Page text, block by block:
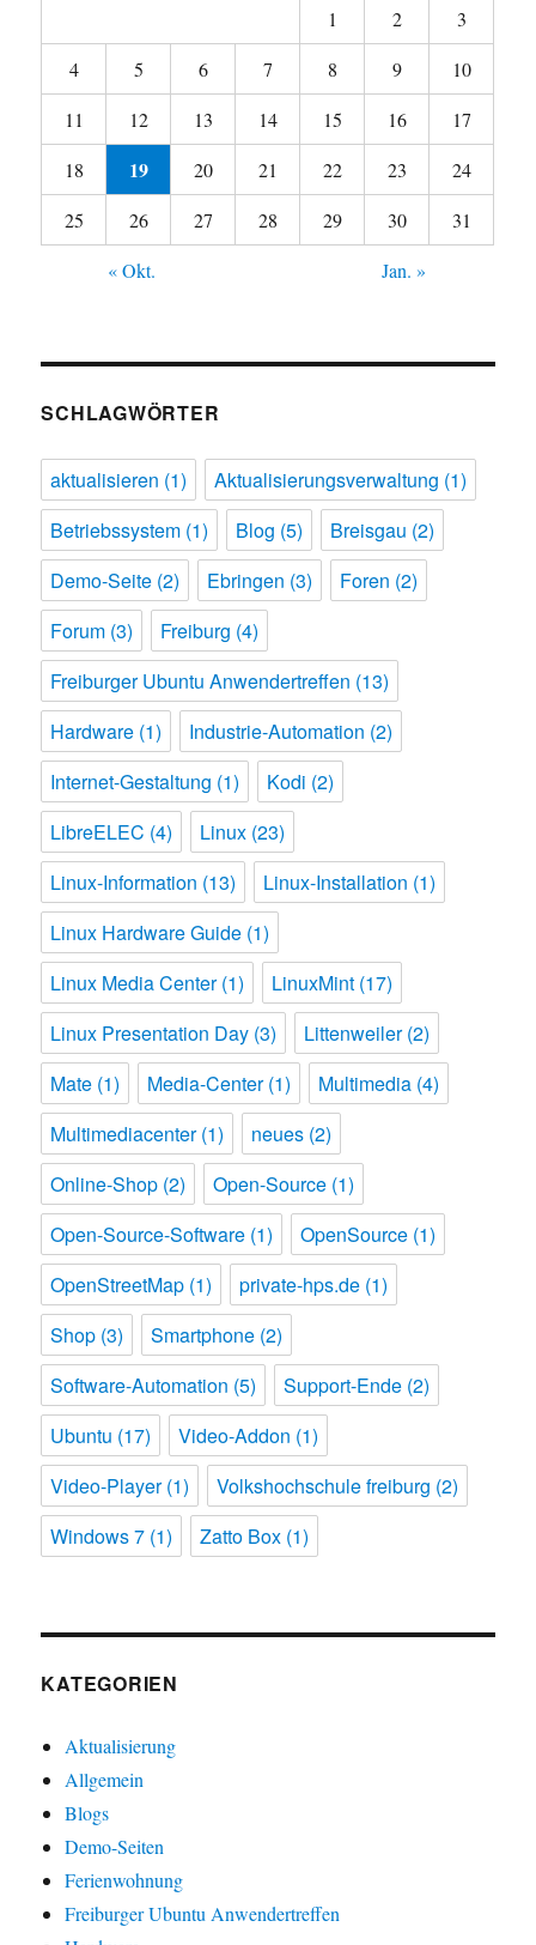
1 2
3
4
5 6 7 8 9
10
11
12 13 14 15 16
17
18
19 20 21 22 23
24
25
26 27 28 29 30
31
« Okt.
Jan. »
SCHLAGWÖRTER
aktualisieren (1) Aktualisierungsverwaltung (1)
Betriebssystem (1) Blog (5) Breisgau (2)
Demo-Seite (2) Ebringen (3) Foren (2)
Forum (3) Freiburg (4)
Freiburger Ubuntu Anwendertreffen (13)
Hardware (1) Industrie-Automation (2)
Internet-Gestaltung (1) Kodi (2)
LibreELEC (4) Linux (23)
Linux-Information (13) Linux-Installation (1)
Linux Hardware Guide (1)
Linux Media Center(1) LinuxMint (17)
Linux Presentation Day (3) Littenweiler(2)
Mate (1) Media-Center(1) Multimedia (4)
Multimediacenter(1) neues (2)
Online-Shop (2) Open-Source (1)
Open-Source-Software (1) OpenSource (1)
OpenStreetMap (1) private-hps.de (1)
Shop (3) Smartphone (2)
Software-Automation (5) Support-Ende (2)
Ubuntu (17) Video-Addon (1)
Video-Player(1) Volkshochschule freiburg (2)
Windows 7 (1) Zatto Box (1)
KATEGORIEN
Aktualisierung
Allgemein
Blogs
Demo-Seiten
Ferienwohnung
Freiburger Ubuntu Anwendertreffen